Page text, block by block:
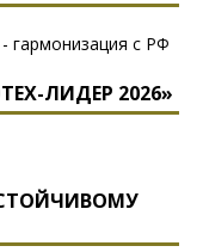
ЛИДЕР 2026»